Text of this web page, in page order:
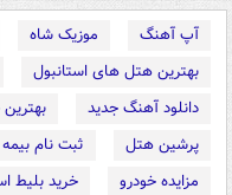
آپ آهنگ موزیک شاه
بهترین هتل های استانبول
دانلود آهنگ جدید
پرشین هتل
ثبت نام
مزایده خودرو
خرید بلیط